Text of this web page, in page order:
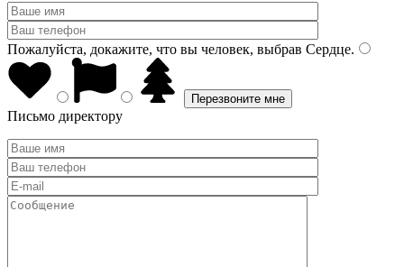
Пожалуйста, докажите, что вы человек, выбрав Сердце.
Письмо директору